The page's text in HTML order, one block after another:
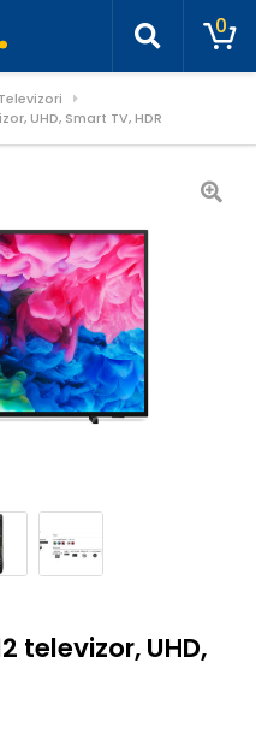
0
Televizori
UHD, Smart TV, HDR
televizor, UHD,